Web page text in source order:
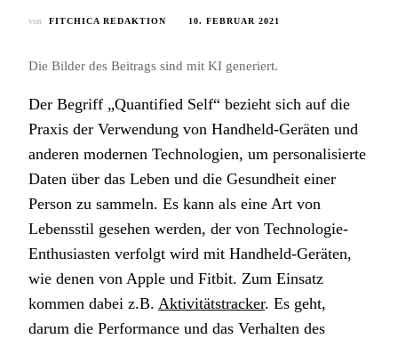
von FITCHICA REDAKTION 10. FEBRUAR 2021
Die Bilder des Beitrags sind mit KI generiert.
Der Begriff „Quantified Self“ bezieht sich auf die
Praxis der Verwendung von Handheld-Geräten und
anderen modernen Technologien, um personalisierte
Daten über das Leben und die Gesundheit einer
Person zu sammeln. Es kann als eine Art von
Lebensstil gesehen werden, der von Technologie-
Enthusiasten verfolgt wird mit Handheld-Geräten,
wie denen von Apple und Fitbit. Zum Einsatz
kommen dabei z.B. Aktivitätstracker. Es geht,
darum die Performance und das Verhalten des